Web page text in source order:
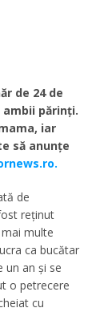
de 24 de
ambii părinți.
iar
să anunţe
de
reţinut
multe
ca bucătar
un an şi se
o petrecere
cu